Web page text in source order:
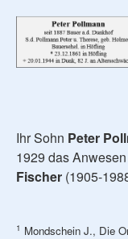
Ihr Sohn Peter
1929 das
Fischer (1905-
1 Mondschein J., Die